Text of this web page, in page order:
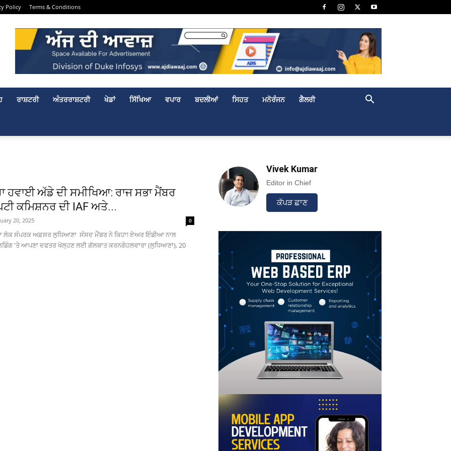
Policy Terms & Conditions
ਰਾਸ਼ਟਰੀ ਅੰਤਰਰਾਸ਼ਟਰੀ ਖੇਡਾਂ ਸਿੱਖਿਆ ਵਪਾਰ ਬਦਲੀਆਂ ਸਿਹਤ ਮਨੋਰੰਜਨ ਗੈਲਰੀ
ਹਵਾਈ ਅੱਡੇ ਦੀ ਸਮੀਖਿਆ: ਰਾਜ ਸਭਾ ਮੈਂਬਰ
ਕਮਿਸ਼ਨਰ ਦੀ IAF ਅਤੇ...
20, 2025 0
ਲੋਕ ਸੰਪਰਕ ਅਫ਼ਸਰ ਲੁਧਿਆਣਾ ਸੰਸਦ ਮੈਂਬਰ ਨੇ ਕਿਹਾ! ਏਅਰ ਇੰਡੀਆ ਨਾਲ
'ਤੇ ਆਪਣਾ ਦਫਤਰ ਖੋਲ੍ਹਣ ਲਈ ਗੱਲਬਾਤ ਕਰਨਗੇਹਲਵਾਰਾ (ਲੁਧਿਆਣਾ), 20
Vivek Kumar
Editor in Chief
ਕੱਪੜ ਛਾਣ